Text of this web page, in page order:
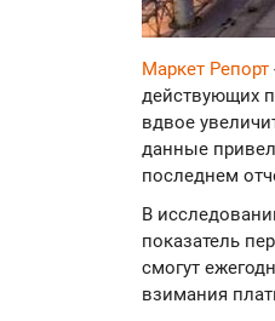
Маркет Репорт
действующих
вдвое
данные
последнем
В
показатель
смогут
взимания